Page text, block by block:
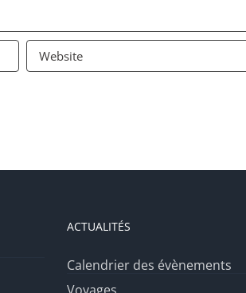
ACTUALITÉS
Calendrier des évènements